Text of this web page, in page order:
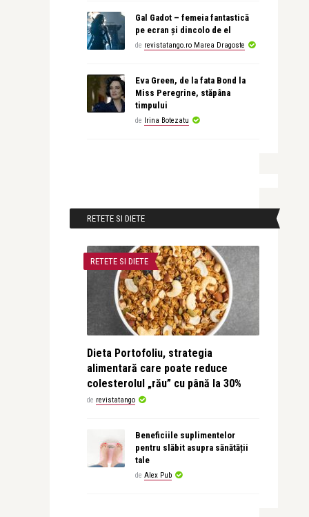
Gal Gadot – femeia fantastică
pe ecran și dincolo de el
de revistatango.ro Marea Dragoste
Eva Green, de la fata Bond la
Miss Peregrine, stăpâna
timpului
de Irina Botezatu
RETETE SI DIETE
RETETE SI DIETE
Dieta Portofoliu, strategia
alimentară care poate reduce
colesterolul „rău” cu până la 30%
de revistatango
Beneficiile suplimentelor
pentru slăbit asupra sănătății
tale
de Alex Pub